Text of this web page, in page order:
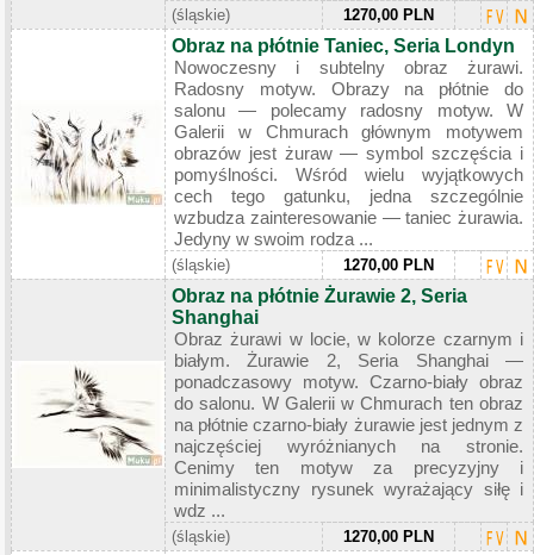
(śląskie) 1270,00 PLN
Obraz na płótnie Taniec, Seria Londyn
Nowoczesny i subtelny obraz żurawi.
Radosny motyw. Obrazy na płótnie do
salonu — polecamy radosny motyw. W
Galerii w Chmurach głównym motywem
obrazów jest żuraw — symbol szczęścia i
pomyślności. Wśród wielu wyjątkowych
cech tego gatunku, jedna szczególnie
wzbudza zainteresowanie — taniec żurawia.
Jedyny w swoim rodza ...
(śląskie) 1270,00 PLN
Obraz na płótnie Żurawie 2, Seria
Shanghai
Obraz żurawi w locie, w kolorze czarnym i
białym. Żurawie 2, Seria Shanghai —
ponadczasowy motyw. Czarno-biały obraz
do salonu. W Galerii w Chmurach ten obraz
na płótnie czarno-biały żurawie jest jednym z
najczęściej wyróżnianych na stronie.
Cenimy ten motyw za precyzyjny i
minimalistyczny rysunek wyrażający siłę i
wdz ...
(śląskie) 1270,00 PLN